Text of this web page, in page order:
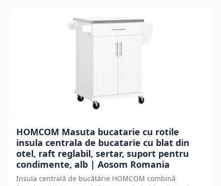
HOMCOM Masuta bucatarie cu rotile
insula centrala de bucatarie cu blat din
otel, raft reglabil, sertar, suport pentru
condimente, alb | Aosom Romania
Insula centrală de bucătărie HOMCOM combină